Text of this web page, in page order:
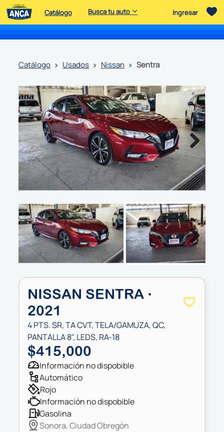
Catálogo Busca tu auto Ingresar
catálogo usados nissan sentra
Next
Next
NISSAN SENTRA ·
2021
4 PTS. SR, TA CVT, TELA/GAMUZA, QC,
PANTALLA 8", LEDS, RA-18
$415,000
información no dispobible
automático
rojo
información no dispobible
gasolina
Sonora, Ciudad Obregón